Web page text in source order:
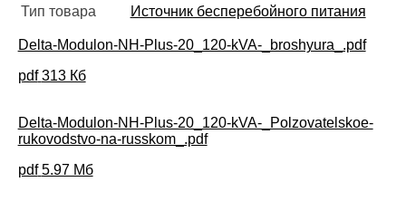
Тип товара
Источник бесперебойного питания
Delta-Modulon-NH-Plus-20_120-kVA-_broshyura_.pdf
pdf 313 Кб
Delta-Modulon-NH-Plus-20_120-kVA-_Polzovatelskoe-
rukovodstvo-na-russkom_.pdf
pdf 5.97 Мб